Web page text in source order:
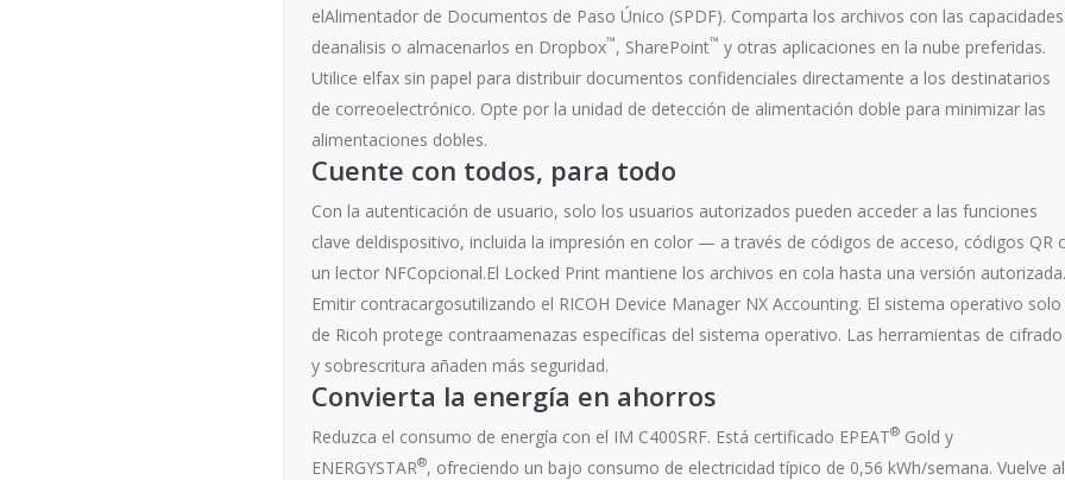
elAlimentador de Documentos de Paso Único (SPDF). Comparta los archivos con las capacidades
deanalisis o almacenarlos en Dropbox™, SharePoint™ y otras aplicaciones en la nube preferidas.
Utilice elfax sin papel para distribuir documentos confidenciales directamente a los destinatarios
de correoelectrónico. Opte por la unidad de detección de alimentación doble para minimizar las
alimentaciones dobles.
Cuente con todos, para todo
Con la autenticación de usuario, solo los usuarios autorizados pueden acceder a las funciones
clave deldispositivo, incluida la impresión en color — a través de códigos de acceso, códigos QR
un lector NFCopcional.El Locked Print mantiene los archivos en cola hasta una versión autorizada.
Emitir contracargosutilizando el RICOH Device Manager NX Accounting. El sistema operativo solo
de Ricoh protege contraamenazas específicas del sistema operativo. Las herramientas de cifrado
y sobrescritura añaden más seguridad.
Convierta la energía en ahorros
Reduzca el consumo de energía con el IM C400SRF. Está certificado EPEAT® Gold y
ENERGYSTAR®, ofreciendo un bajo consumo de electricidad típico de 0,56 kWh/semana. Vuelve al